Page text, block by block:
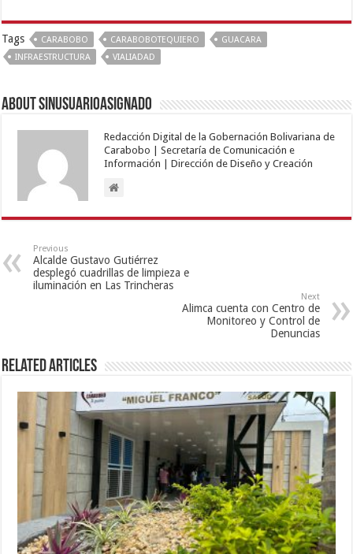
Tags CARABOBO CARABOBOTEQUIERO
GUACARA
INFRAESTRUCTURA
VIALIADAD
About sinusuarioasignado
Redacción Digital de la Gobernación Bolivariana de
Carabobo | Secretaría de Comunicación e
Información | Dirección de Diseño y Creación
Previous
Alcalde Gustavo Gutiérrez
desplegó cuadrillas de limpieza e
iluminación en Las Trincheras
Next
Alimca cuenta con Centro de
Monitoreo y Control de
Denuncias
Related Articles